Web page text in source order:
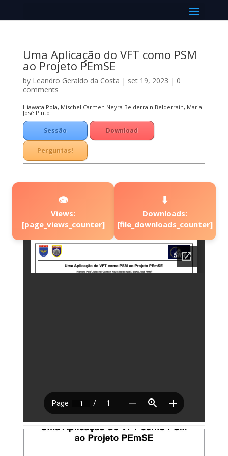
Uma Aplicação do VFT como PSM
ao Projeto PEmSE
by Leandro Geraldo da Costa | set 19, 2023 | 0
comments
Hiawata Pola, Mischel Carmen Neyra Belderrain Belderrain, Maria
José Pinto
Sessão
Técnica
Download
Perguntas!
👁️
Views:
[page_views_counter]
⬇️
Downloads:
[file_downloads_counter]